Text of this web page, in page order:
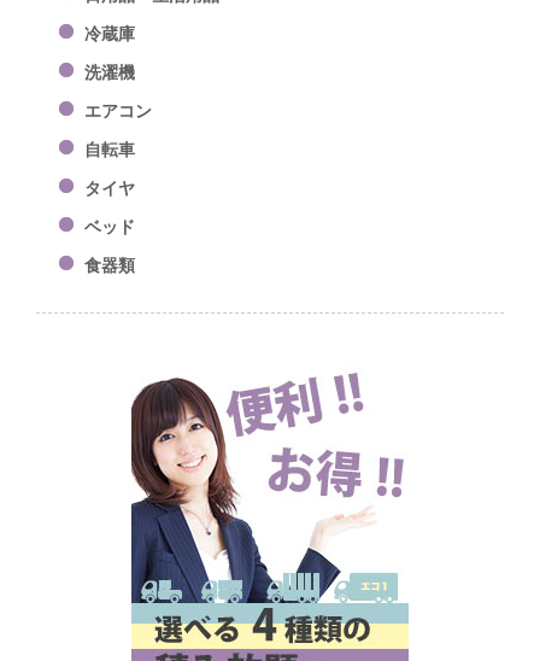
冷蔵庫
洗濯機
エアコン
自転車
タイヤ
ベッド
食器類